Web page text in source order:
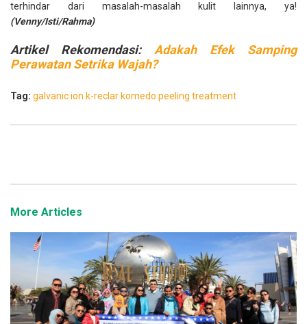
terhindar dari masalah-masalah kulit lainnya, ya!
(Venny/Isti/Rahma)
Artikel Rekomendasi: Adakah Efek Samping
Perawatan Setrika Wajah?
Tag: galvanic ion k-reclar komedo peeling treatment
More Articles